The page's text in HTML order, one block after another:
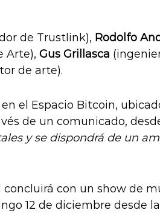
de Trustlink), Rodolfo
Arte), Gus Grillasca
de arte).
el Espacio Bitcoin,
de un comunicado,
y se dispondrá de un
con un show de
12 de diciembre desde